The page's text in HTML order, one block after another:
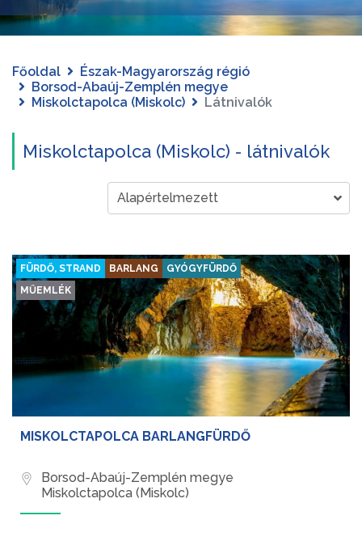
Főoldal
Észak-Magyarország régió
Borsod-Abaúj-Zemplén megye
Miskolctapolca (Miskolc)
Látnivalók
Miskolctapolca (Miskolc) - látnivalók
FÜRDŐ, STRAND BARLANG
GYÓGYFÜRDŐ
MŰEMLÉK
MISKOLCTAPOLCA BARLANGFÜRDŐ
Borsod-Abaúj-Zemplén megye
Miskolctapolca (Miskolc)